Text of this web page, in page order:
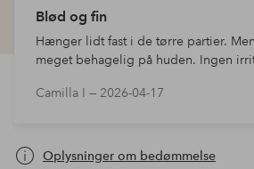
Blød og fin
Hænger lidt fast i de tørre partier.
meget behagelig på huden. Ingen
Camilla I — 2026-04-17
Oplysninger om bedømmelse